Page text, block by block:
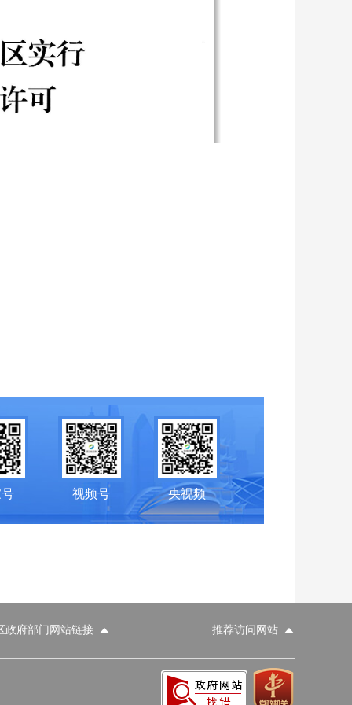
视频号 央视频
政府部门网站链接 推荐访问网站
工业和信息化部